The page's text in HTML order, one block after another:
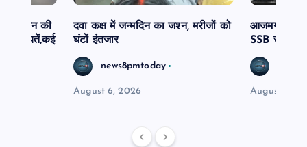
की
शिकायतें,कई
दवा कक्ष में जन्मदिन का जश्न, मरीजों को
घंटों इंतजार
news8pmtoday
August 6, 2026
आजमगढ़
SSB सुबेदार
August 6,